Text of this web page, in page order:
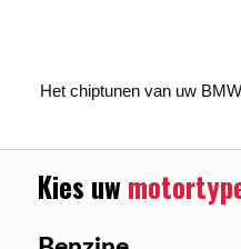
Het chiptunen van uw
Kies uw